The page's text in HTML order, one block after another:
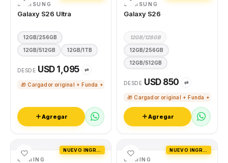
SAMSUNG
Galaxy S26 Ultra
12GB/256GB
12GB/512GB 12GB/1TB
DESDE USD 1,095 ⇄
🎁 Cargador original + Funda + Vidrio templado
Agregar
SAMSUNG
Galaxy S26
12GB/128GB
12GB/256GB
12GB/512GB
DESDE USD 850 ⇄
🎁 Cargador original + Funda +
Agregar
GAMING GAMING